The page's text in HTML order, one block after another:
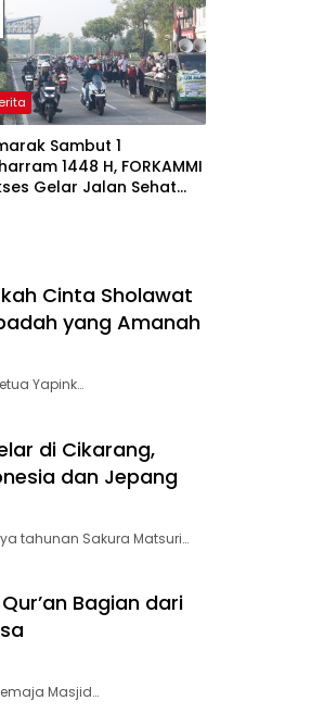
Sambut 1
1448 H, FORKAMMI
Gelar Jalan Sehat
Cinta Sholawat
yang Amanah
Yapink…
di Cikarang,
dan Jepang
tahunan Sakura Matsuri…
Bagian dari
Masjid…